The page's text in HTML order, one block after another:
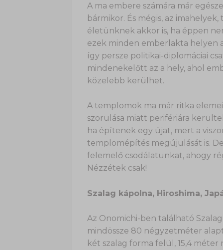
A ma embere számára már
bármikor. És mégis, az
életünknek akkor is, ha éppen
ezek minden emberlakta helyen
így persze politikai-diplomáciai
mindenekelőtt az a hely, ahol
közelebb kerülhet.
A templomok ma már ritka
szorulása miatt perifériára
ha építenek egy újat, mert a
templomépítés megújulását is.
felemelő csodálatunkat, ahogy
Nézzétek csak!
Szalag kápolna, Hiroshima,
Az Onomichi-ben található
mindössze 80 négyzetméter
két szalag forma felül, 15,4 méter